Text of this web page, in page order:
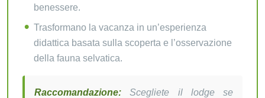
benessere.
Trasformano la vacanza in un’esperienza
didattica basata sulla scoperta e l’osservazione
della fauna selvatica.
Raccomandazione: Scegliete il lodge se